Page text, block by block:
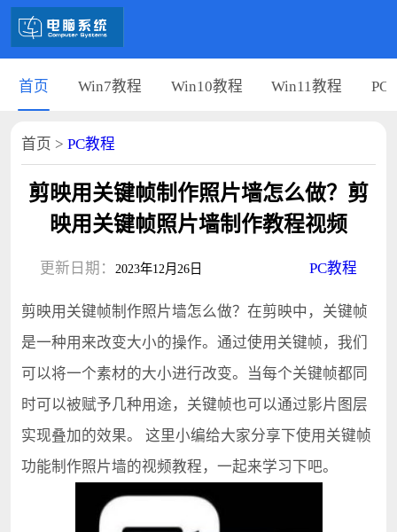
首页 Win7教程 Win10教程 Win11教程 PC
首页 > PC教程
剪映用关键帧制作照片墙怎么做？剪
映用关键帧照片墙制作教程视频
更新日期： 2023年12月26日 PC教程
剪映用关键帧制作照片墙怎么做？在剪映中，关键帧
是一种用来改变大小的操作。通过使用关键帧，我们
可以将一个素材的大小进行改变。当每个关键帧都同
时可以被赋予几种用途，关键帧也可以通过影片图层
实现叠加的效果。 这里小编给大家分享下使用关键帧
功能制作照片墙的视频教程，一起来学习下吧。